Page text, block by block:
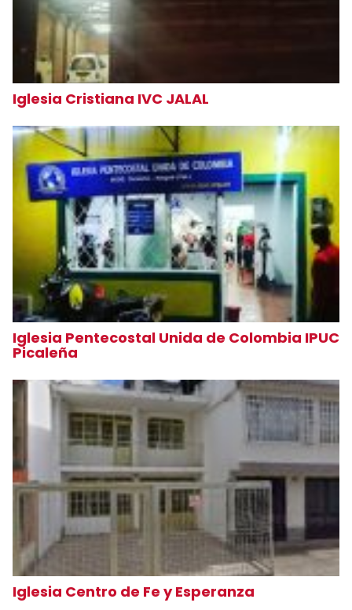
Iglesia Cristiana IVC JALAL
Iglesia Pentecostal Unida de Colombia IPUC
Picaleña
Iglesia Centro de Fe y Esperanza